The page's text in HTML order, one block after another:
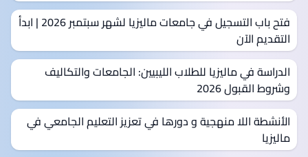
فتح باب التسجيل في جامعات ماليزيا لشهر سبتمبر 2026 | ابدأ
التقديم الآن
الدراسة في ماليزيا للطلاب الليبيين: الجامعات والتكاليف
وشروط القبول 2026
الأنشطة اللا منهجية و دورها في تعزيز التعليم الجامعي في
ماليزيا